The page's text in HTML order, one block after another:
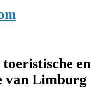
en
van Limburg